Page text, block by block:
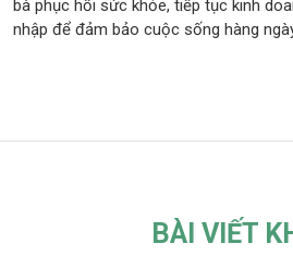
bà phục hồi sức khỏe, tiếp tục kinh
nhập để đảm bảo cuộc sống hàng
BÀI VIẾT